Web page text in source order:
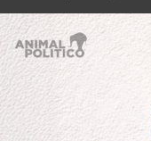
El ministro Jorge
ilegal la manera en
Código Fiscal de la
las pruebas con las
empresa en la lista